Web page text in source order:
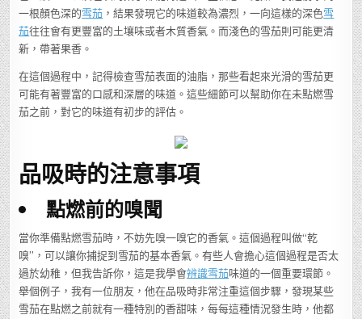
一
口
都
充
一根顏色深的雪茄 ，結果發現它的味道較為濃烈，一向這樣的深色雪
茄往往會有更豐富的土壤味或者木質香氣。而淺色的雪茄則可能更清
新，帶著果香。
在這個過程中，記得檢查雪茄表面的油脂，那些看起來光滑的雪茄更
可能有著豐富的口感和深層的味道。這些細節可以幫助你在未點燃雪
茄之前，對它的味道有初步的評估。
品吸時的注意事項
點燃前的嗅聞
當你準備點燃雪茄時，不妨先嗅一嗅它的香氣。這個過程叫做“乾
嗅”，可以讓你捕捉到雪茄的基本香氣。有些人會擔心這個過程是否太
過於幼稚，但我告訴你，這是我學會辨識雪茄味道的一個重要環節。
舉個例子，我有一位朋友，他在品吸時非常注重這個步驟，發現某些
雪茄在點燃之前就有一種特別的香甜味，每每這種情況發生時，他都